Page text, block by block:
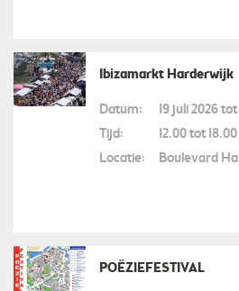
Ibizamarkt Harderwijk
Datum:
19 juli 2026
Tijd:
12.00 tot
Locatie:
Boulevard
POËZIEFESTIVAL